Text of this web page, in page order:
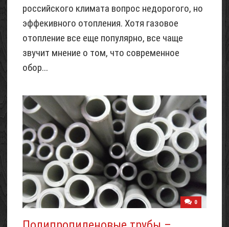
российского климата вопрос недорогого, но
эффекивного отопления. Хотя газовое
отопление все еще популярно, все чаще
звучит мнение о том, что современное
обор...
0